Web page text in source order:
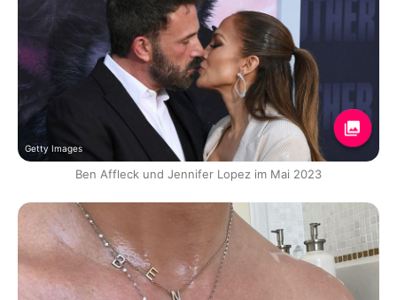
Getty Images
Ben Affleck und Jennifer Lopez im Mai 2023